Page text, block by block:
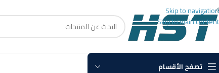
Skip to navigation
Skip to main content
تصفح الأقسام